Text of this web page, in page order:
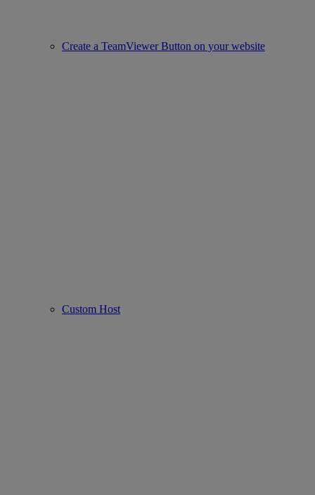
Create a TeamViewer Button on your website
Custom Host